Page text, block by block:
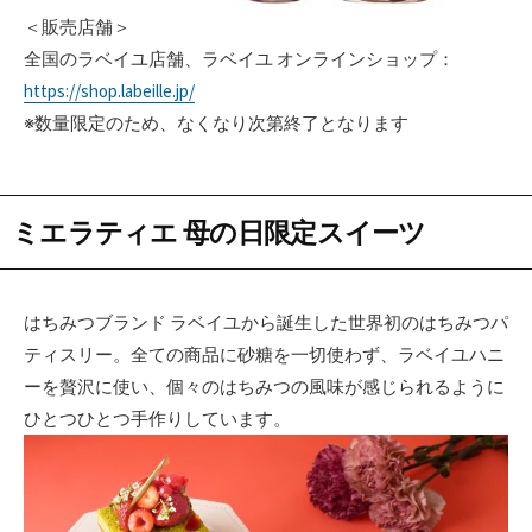
＜販売店舗＞
全国のラベイユ店舗、ラベイユ オンラインショップ：
https://shop.labeille.jp/
※数量限定のため、なくなり次第終了となります
ミエラティエ 母の日限定スイーツ
はちみつブランド ラベイユから誕生した世界初のはちみつパ
ティスリー。全ての商品に砂糖を一切使わず、ラベイユハニ
ーを贅沢に使い、個々のはちみつの風味が感じられるように
ひとつひとつ手作りしています。